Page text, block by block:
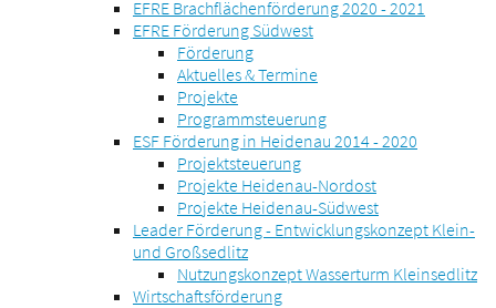
EFRE Brachflächenförderung 2020 - 2021
EFRE Förderung Südwest
Förderung
Aktuelles & Termine
Projekte
Programmsteuerung
ESF Förderung in Heidenau 2014 - 2020
Projektsteuerung
Projekte Heidenau-Nordost
Projekte Heidenau-Südwest
Leader Förderung - Entwicklungskonzept Klein-
und Großsedlitz
Nutzungskonzept Wasserturm Kleinsedlitz
Wirtschaftsförderung